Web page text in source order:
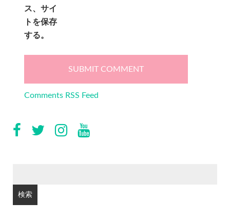
ス、サイ
トを保存
する。
Comments RSS Feed